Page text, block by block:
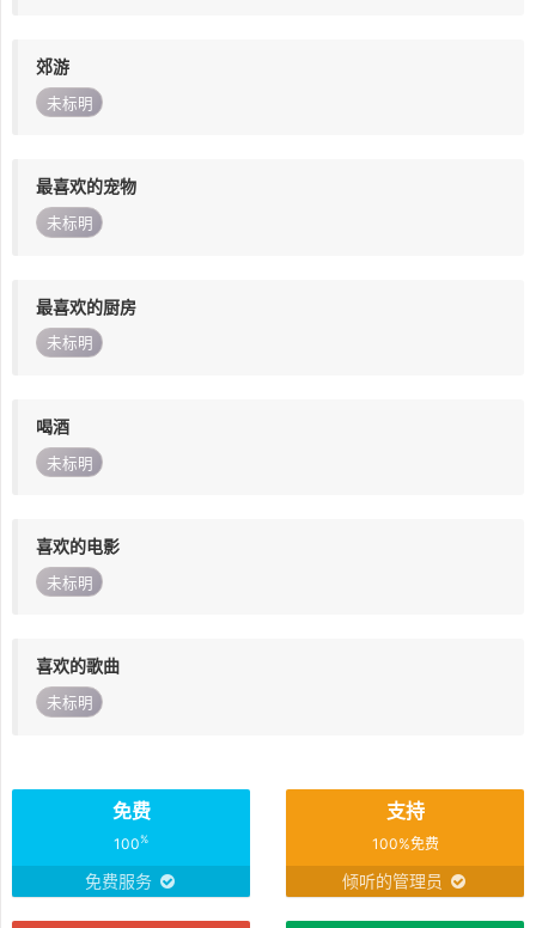
郊游
未标明
最喜欢的宠物
未标明
最喜欢的厨房
未标明
喝酒
未标明
喜欢的电影
未标明
喜欢的歌曲
未标明
免费
100%
免费服务
支持
100%免费
倾听的管理员